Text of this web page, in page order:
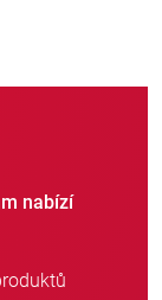
nabízí